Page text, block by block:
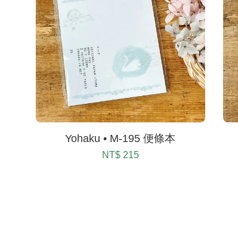
Yohaku • M-195 便條本
NT$ 215